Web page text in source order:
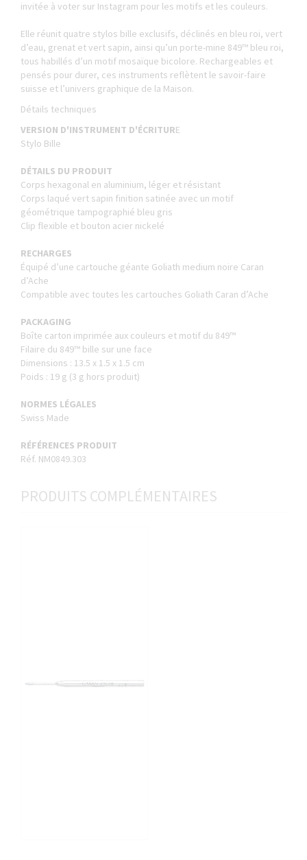
invitée à voter sur Instagram pour les motifs et les couleurs.
Elle réunit quatre stylos bille exclusifs, déclinés en bleu roi, vert
d’eau, grenat et vert sapin, ainsi qu’un porte-mine 849™ bleu roi,
tous habillés d’un motif mosaïque bicolore. Rechargeables et
pensés pour durer, ces instruments reflètent le savoir-faire
suisse et l’univers graphique de la Maison.
Détails techniques
VERSION D'INSTRUMENT D'ÉCRITURE
Stylo Bille
DÉTAILS DU PRODUIT
Corps hexagonal en aluminium, léger et résistant
Corps laqué vert sapin finition satinée avec un motif
géométrique tampographié bleu gris
Clip flexible et bouton acier nickelé
RECHARGES
Équipé d’une cartouche géante Goliath medium noire Caran
d’Ache
Compatible avec toutes les cartouches Goliath Caran d’Ache
PACKAGING
Boîte carton imprimée aux couleurs et motif du 849™
Filaire du 849™ bille sur une face
Dimensions : 13.5 x 1.5 x 1.5 cm
Poids : 19 g (3 g hors produit)
NORMES LÉGALES
Swiss Made
RÉFÉRENCES PRODUIT
Réf. NM0849.303
PRODUITS COMPLÉMENTAIRES